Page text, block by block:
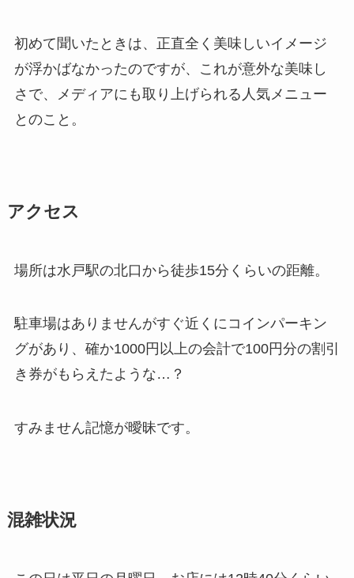
初めて聞いたときは、正直全く美味しいイメージ
が浮かばなかったのですが、これが意外な美味し
さで、メディアにも取り上げられる人気メニュー
とのこと。
アクセス
場所は水戸駅の北口から徒歩15分くらいの距離。
駐車場はありませんがすぐ近くにコインパーキン
グがあり、確か1000円以上の会計で100円分の割引
き券がもらえたような…？
すみません記憶が曖昧です。
混雑状況